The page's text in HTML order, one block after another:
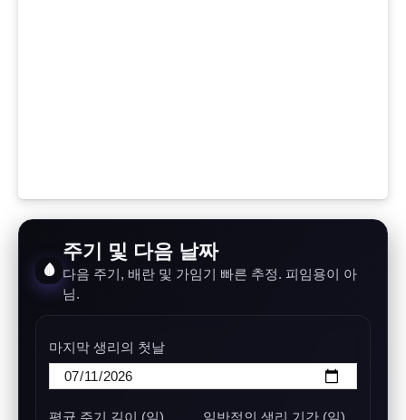
🩸
주기 및 다음 날짜
다음 주기, 배란 및 가임기 빠른 추정. 피임용이 아
님.
마지막 생리의 첫날
평균 주기 길이 (일) 일반적인 생리 기간 (일)